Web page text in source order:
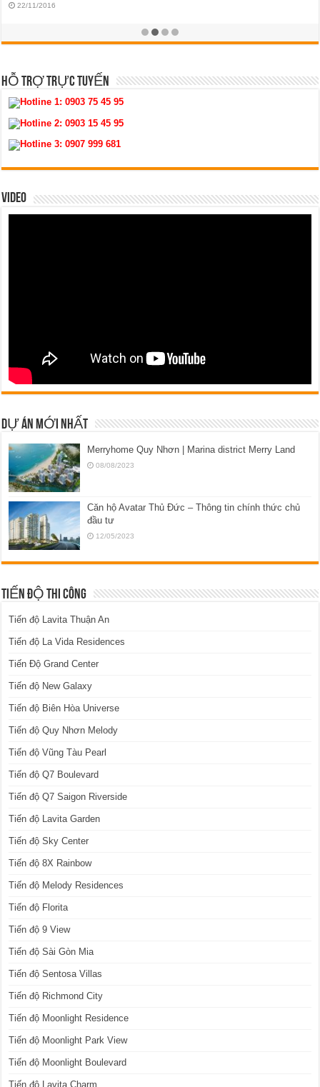
19/11/2016
HỖ TRỢ TRỰC TUYẾN
Hotline 1:0903 75 45 95
Hotline 2:0903 15 45 95
Hotline 3:0907 999 681
VIDEO
DỰ ÁN MỚI NHẤT
Merryhome Quy Nhơn | Marina district Merry Land
08/08/2023
Căn hộ Avatar Thủ Đức – Thông tin chính thức chủ
đầu tư
12/05/2023
TIẾN ĐỘ THI CÔNG
Tiến độ Lavita Thuận An
Tiến độ La Vida Residences
Tiến Độ Grand Center
Tiến độ New Galaxy
Tiến độ Biên Hòa Universe
Tiến độ Quy Nhơn Melody
Tiến độ Vũng Tàu Pearl
Tiến độ Q7 Boulevard
Tiến độ Q7 Saigon Riverside
Tiến độ Lavita Garden
Tiến độ Sky Center
Tiến độ 8X Rainbow
Tiến độ Melody Residences
Tiến độ Florita
Tiến độ 9 View
Tiến độ Sài Gòn Mia
Tiến độ Sentosa Villas
Tiến độ Richmond City
Tiến độ Moonlight Residence
Tiến độ Moonlight Park View
Tiến độ Moonlight Boulevard
Tiến độ Lavita Charm